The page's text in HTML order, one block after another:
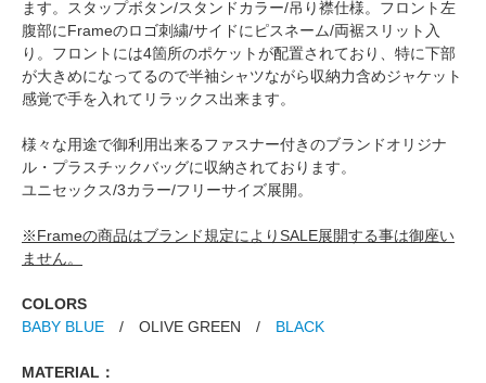
ます。スタップボタン/スタンドカラー/吊り襟仕様。フロント左
腹部にFrameのロゴ刺繍/サイドにピスネーム/両裾スリット入
り。フロントには4箇所のポケットが配置されており、特に下部
が大きめになってるので半袖シャツながら収納力含めジャケット
感覚で手を入れてリラックス出来ます。
様々な用途で御利用出来るファスナー付きのブランドオリジナ
ル・プラスチックバッグに収納されております。
ユニセックス/3カラー/フリーサイズ展開。
※Frameの商品はブランド規定によりSALE展開する事は御座い
ません。
COLORS
BABY BLUE / OLIVE GREEN / BLACK
MATERIAL：